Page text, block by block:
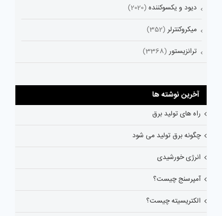
دیود و یکسوکننده (2020)
میکروکنترلر (352)
ترانزیستور (3368)
آخرین نوشته ها
راه های تولید برق
چگونه برق تولید می شود
انرژی خورشیدی
آمپرسنج چیست؟
الکتریسیته چیست؟